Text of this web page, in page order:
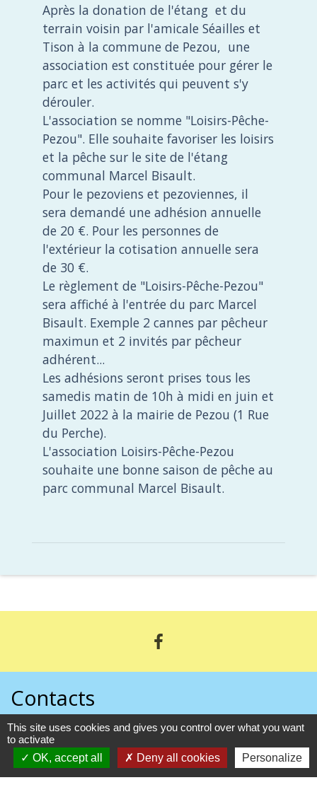
Après la donation de l'étang et du
terrain voisin par l'amicale Séailles et
Tison à la commune de Pezou, une
association est constituée pour gérer le
parc et les activités qui peuvent s'y
dérouler.
L'association se nomme "Loisirs-Pêche-
Pezou". Elle souhaite favoriser les loisirs
et la pêche sur le site de l'étang
communal Marcel Bisault.
Pour le pezoviens et pezoviennes, il
sera demandé une adhésion annuelle
de 20 €. Pour les personnes de
l'extérieur la cotisation annuelle sera
de 30 €.
Le règlement de "Loisirs-Pêche-Pezou"
sera affiché à l'entrée du parc Marcel
Bisault. Exemple 2 cannes par pêcheur
maximun et 2 invités par pêcheur
adhérent...
Les adhésions seront prises tous les
samedis matin de 10h à midi en juin et
Juillet 2022 à la mairie de Pezou (1 Rue
du Perche).
L'association Loisirs-Pêche-Pezou
souhaite une bonne saison de pêche au
parc communal Marcel Bisault.
Contacts
Commune de Pezou
1 rue du Perche
41100 Pezou - FRANCE
This site uses cookies and gives you control over what you want
to activate
OK, accept all
Deny all cookies Personalize